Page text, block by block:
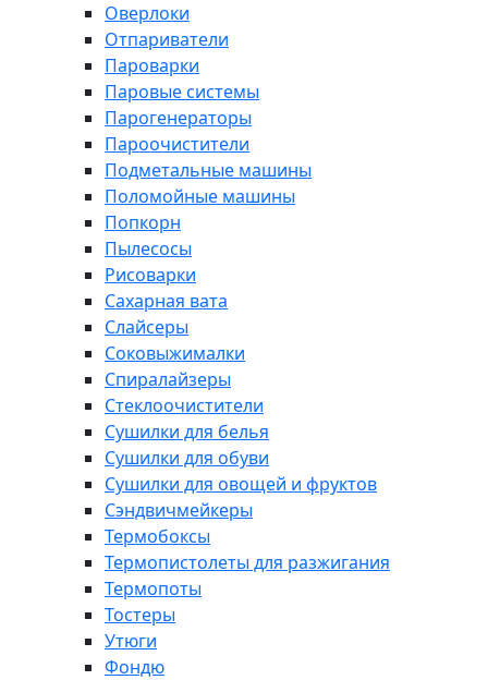
Оверлоки
Отпариватели
Пароварки
Паровые системы
Парогенераторы
Пароочистители
Подметальные машины
Поломойные машины
Попкорн
Пылесосы
Рисоварки
Сахарная вата
Слайсеры
Соковыжималки
Спиралайзеры
Стеклоочистители
Сушилки для белья
Сушилки для обуви
Сушилки для овощей и фруктов
Сэндвичмейкеры
Термобоксы
Термопистолеты для разжигания
Термопоты
Тостеры
Утюги
Фондю